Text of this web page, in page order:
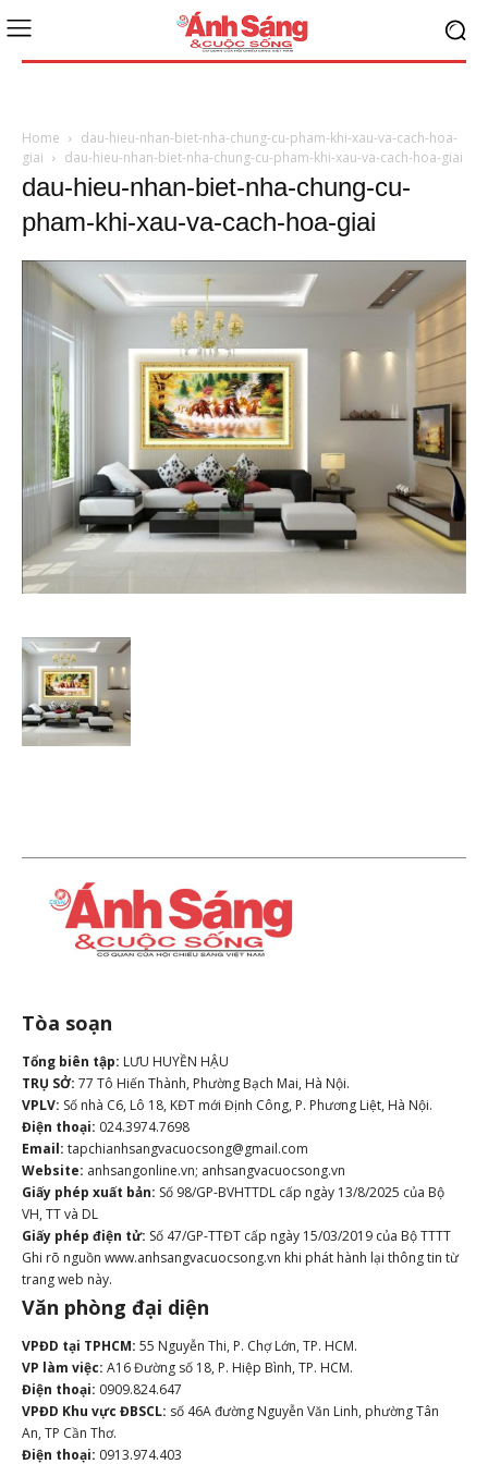
Home
dau-hieu-nhan-biet-nha-chung-cu-pham-khi-xau-va-cach-hoa-
giai
dau-hieu-nhan-biet-nha-chung-cu-pham-khi-xau-va-cach-hoa-giai
dau-hieu-nhan-biet-nha-chung-cu-
pham-khi-xau-va-cach-hoa-giai
Tòa soạn
Tổng biên tập: LƯU HUYỀN HẬU
TRỤ SỞ: 77 Tô Hiến Thành, Phường Bạch Mai, Hà Nội.
VPLV: Số nhà C6, Lô 18, KĐT mới Định Công, P. Phương Liệt, Hà Nội.
Điện thoại: 024.3974.7698
Email: tapchianhsangvacuocsong@gmail.com
Website: anhsangonline.vn; anhsangvacuocsong.vn
Giấy phép xuất bản: Số 98/GP-BVHTTDL cấp ngày 13/8/2025 của Bộ
VH, TT và DL
Giấy phép điện tử: Số 47/GP-TTĐT cấp ngày 15/03/2019 của Bộ TTTT
Ghi rõ nguồn www.anhsangvacuocsong.vn khi phát hành lại thông tin từ
trang web này.
Văn phòng đại diện
VPĐD tại TPHCM: 55 Nguyễn Thi, P. Chợ Lớn, TP. HCM.
VP làm việc: A16 Đường số 18, P. Hiệp Bình, TP. HCM.
Điện thoại: 0909.824.647
VPĐD Khu vực ĐBSCL: số 46A đường Nguyễn Văn Linh, phường Tân
An, TP Cần Thơ.
Điện thoại: 0913.974.403